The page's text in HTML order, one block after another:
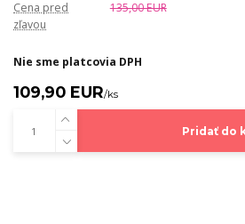
Cena pred
zľavou
135,00 EUR
Nie sme platcovia DPH
109,90 EUR/ks
Pridať do